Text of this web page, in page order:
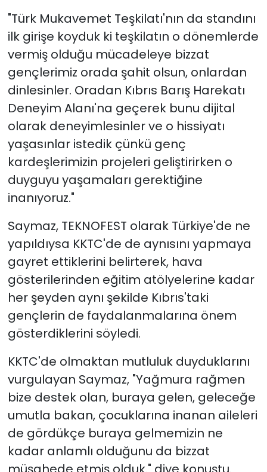
"Türk Mukavemet Teşkilatı'nın da standını
ilk girişe koyduk ki teşkilatın o dönemlerde
vermiş olduğu mücadeleye bizzat
gençlerimiz orada şahit olsun, onlardan
dinlesinler. Oradan Kıbrıs Barış Harekatı
Deneyim Alanı'na geçerek bunu dijital
olarak deneyimlesinler ve o hissiyatı
yaşasınlar istedik çünkü genç
kardeşlerimizin projeleri geliştirirken o
duyguyu yaşamaları gerektiğine
inanıyoruz."
Saymaz, TEKNOFEST olarak Türkiye'de ne
yapıldıysa KKTC'de de aynısını yapmaya
gayret ettiklerini belirterek, hava
gösterilerinden eğitim atölyelerine kadar
her şeyden aynı şekilde Kıbrıs'taki
gençlerin de faydalanmalarına önem
gösterdiklerini söyledi.
KKTC'de olmaktan mutluluk duyduklarını
vurgulayan Saymaz, "Yağmura rağmen
bize destek olan, buraya gelen, geleceğe
umutla bakan, çocuklarına inanan aileleri
de gördükçe buraya gelmemizin ne
kadar anlamlı olduğunu da bizzat